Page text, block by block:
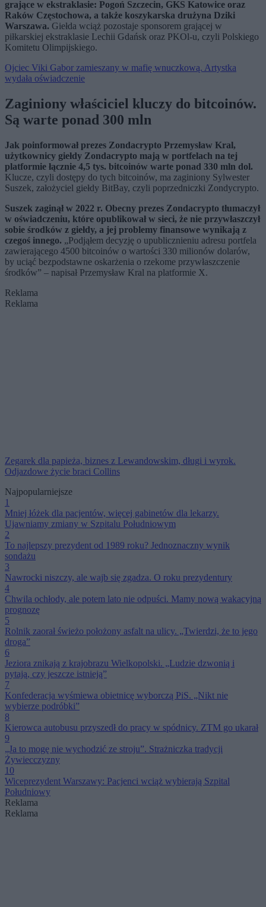
grające w ekstraklasie: Pogoń Szczecin, GKS Katowice oraz
Raków Częstochowa, a także koszykarska drużyna Dziki
Warszawa. Giełda wciąż pozostaje sponsorem grającej w
piłkarskiej ekstraklasie Lechii Gdańsk oraz PKOl-u, czyli Polskiego
Komitetu Olimpijskiego.
Ojciec Viki Gabor zamieszany w mafię wnuczkową. Artystka
wydała oświadczenie
Zaginiony właściciel kluczy do bitcoinów.
Są warte ponad 300 mln
Jak poinformował prezes Zondacrypto Przemysław Kral,
użytkownicy giełdy Zondacrypto mają w portfelach na tej
platformie łącznie 4,5 tys. bitcoinów warte ponad 330 mln dol.
Klucze, czyli dostępy do tych bitcoinów, ma zaginiony Sylwester
Suszek, założyciel giełdy BitBay, czyli poprzedniczki Zondycrypto.
Suszek zaginął w 2022 r. Obecny prezes Zondacrypto tłumaczył
w oświadczeniu, które opublikował w sieci, że nie przywłaszczył
sobie środków z giełdy, a jej problemy finansowe wynikają z
czegoś innego. „Podjąłem decyzję o upublicznieniu adresu portfela
zawierającego 4500 bitcoinów o wartości 330 milionów dolarów,
by uciąć bezpodstawne oskarżenia o rzekome przywłaszczenie
środków” – napisał Przemysław Kral na platformie X.
Reklama
Reklama
Zegarek dla papieża, biznes z Lewandowskim, długi i wyrok.
Odjazdowe życie braci Collins
Najpopularniejsze
1
Mniej łóżek dla pacjentów, więcej gabinetów dla lekarzy.
Ujawniamy zmiany w Szpitalu Południowym
2
To najlepszy prezydent od 1989 roku? Jednoznaczny wynik
sondażu
3
Nawrocki niszczy, ale wajb się zgadza. O roku prezydentury
4
Chwila ochłody, ale potem lato nie odpuści. Mamy nową wakacyjną
prognozę
5
Rolnik zaorał świeżo położony asfalt na ulicy. „Twierdzi, że to jego
droga”
6
Jeziora znikają z krajobrazu Wielkopolski. „Ludzie dzwonią i
pytają, czy jeszcze istnieją”
7
Konfederacja wyśmiewa obietnicę wyborczą PiS. „Nikt nie
wybierze podróbki”
8
Kierowca autobusu przyszedł do pracy w spódnicy. ZTM go ukarał
9
„Ja to mogę nie wychodzić ze stroju”. Strażniczka tradycji
Żywiecczyzny
10
Wiceprezydent Warszawy: Pacjenci wciąż wybierają Szpital
Południowy
Reklama
Reklama